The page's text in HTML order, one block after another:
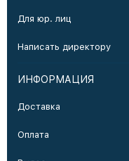
Для юр. лиц
Написать директору
ИНФОРМАЦИЯ
Доставка
Оплата